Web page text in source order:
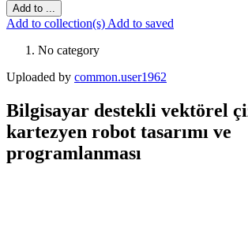
Add to ...
Add to collection(s) Add to saved
No category
Uploaded by common.user1962
Bilgisayar destekli vektörel
kartezyen robot tasarımı ve
programlanması